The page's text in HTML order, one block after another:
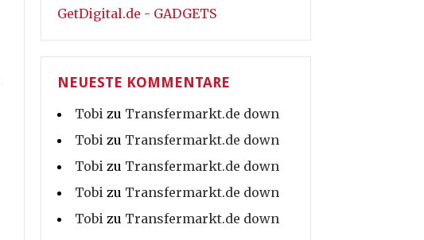
GetDigital.de - GADGETS
NEUESTE KOMMENTARE
Tobi zu Transfermarkt.de down
Tobi zu Transfermarkt.de down
Tobi zu Transfermarkt.de down
Tobi zu Transfermarkt.de down
Tobi zu Transfermarkt.de down